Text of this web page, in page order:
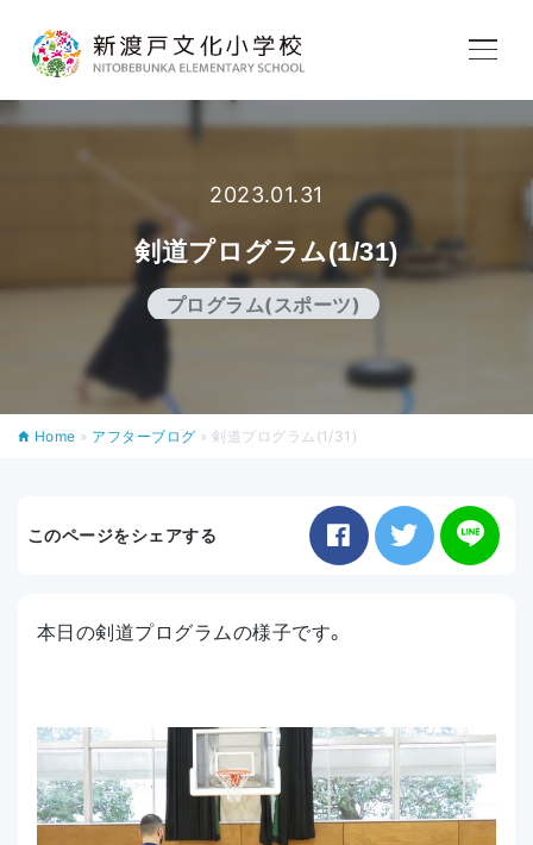
学校生活
入学案内
アクセス
2023.01.31
剣道プログラム(1/31)
プログラム(スポーツ)
Home » アフターブログ »剣道プログラム(1/31)
このページをシェアする
本日の剣道プログラムの様子です。